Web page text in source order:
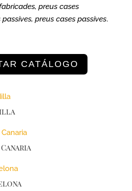
preus cases
preus cases passives.
CATÁLOGO